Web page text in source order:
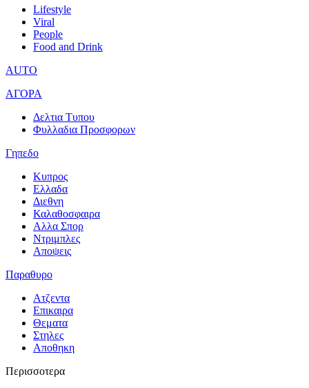
Lifestyle
Viral
People
Food and Drink
AUTO
ΑΓΟΡΑ
Δελτια Τυπου
Φυλλαδια Προσφορων
Γηπεδο
Κυπρος
Ελλαδα
Διεθνη
Καλαθοσφαιρα
Αλλα Σπορ
Ντριμπλες
Αποψεις
Παραθυρο
Ατζεντα
Επικαιρα
Θεματα
Στηλες
Αποθηκη
Περισσοτερα